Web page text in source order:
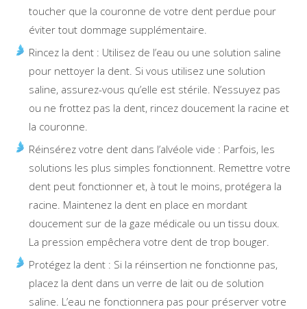
toucher que la couronne de votre dent perdue pour
éviter tout dommage supplémentaire.
Rincez la dent : Utilisez de l’eau ou une solution saline
pour nettoyer la dent. Si vous utilisez une solution
saline, assurez-vous qu’elle est stérile. N’essuyez pas
ou ne frottez pas la dent, rincez doucement la racine et
la couronne.
Réinsérez votre dent dans l’alvéole vide : Parfois, les
solutions les plus simples fonctionnent. Remettre votre
dent peut fonctionner et, à tout le moins, protégera la
racine. Maintenez la dent en place en mordant
doucement sur de la gaze médicale ou un tissu doux.
La pression empêchera votre dent de trop bouger.
Protégez la dent : Si la réinsertion ne fonctionne pas,
placez la dent dans un verre de lait ou de solution
saline. L’eau ne fonctionnera pas pour préserver votre